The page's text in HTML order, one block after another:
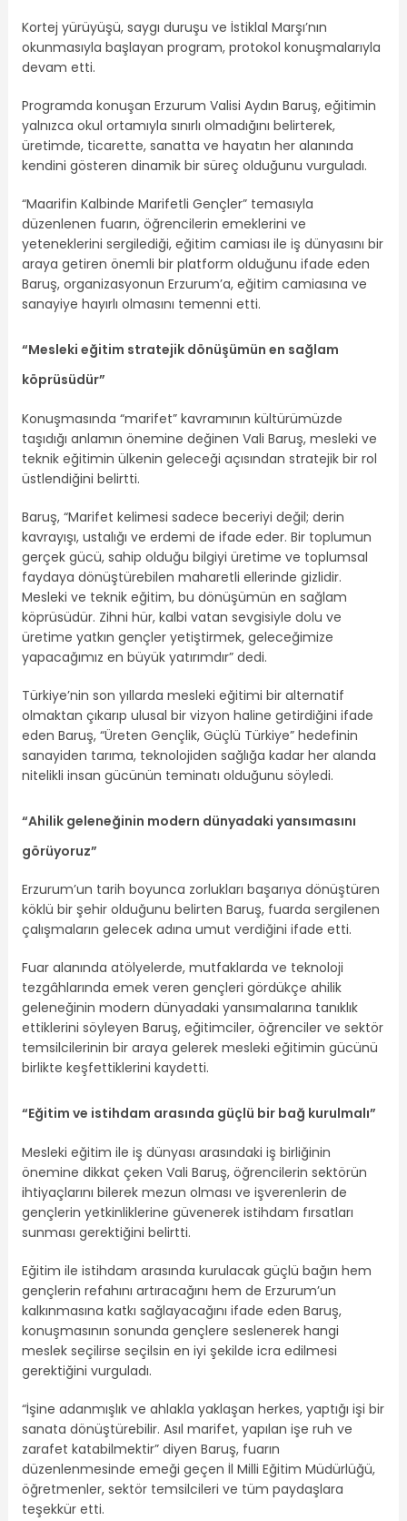
Kortej yürüyüşü, saygı duruşu ve İstiklal Marşı’nın
okunmasıyla başlayan program, protokol konuşmalarıyla
devam etti.
Programda konuşan Erzurum Valisi Aydın Baruş, eğitimin
yalnızca okul ortamıyla sınırlı olmadığını belirterek,
üretimde, ticarette, sanatta ve hayatın her alanında
kendini gösteren dinamik bir süreç olduğunu vurguladı.
“Maarifin Kalbinde Marifetli Gençler” temasıyla
düzenlenen fuarın, öğrencilerin emeklerini ve
yeteneklerini sergilediği, eğitim camiası ile iş dünyasını bir
araya getiren önemli bir platform olduğunu ifade eden
Baruş, organizasyonun Erzurum’a, eğitim camiasına ve
sanayiye hayırlı olmasını temenni etti.
“Mesleki eğitim stratejik dönüşümün en sağlam
köprüsüdür”
Konuşmasında “marifet” kavramının kültürümüzde
taşıdığı anlamın önemine değinen Vali Baruş, mesleki ve
teknik eğitimin ülkenin geleceği açısından stratejik bir rol
üstlendiğini belirtti.
Baruş, “Marifet kelimesi sadece beceriyi değil; derin
kavrayışı, ustalığı ve erdemi de ifade eder. Bir toplumun
gerçek gücü, sahip olduğu bilgiyi üretime ve toplumsal
faydaya dönüştürebilen maharetli ellerinde gizlidir.
Mesleki ve teknik eğitim, bu dönüşümün en sağlam
köprüsüdür. Zihni hür, kalbi vatan sevgisiyle dolu ve
üretime yatkın gençler yetiştirmek, geleceğimize
yapacağımız en büyük yatırımdır” dedi.
Türkiye’nin son yıllarda mesleki eğitimi bir alternatif
olmaktan çıkarıp ulusal bir vizyon haline getirdiğini ifade
eden Baruş, “Üreten Gençlik, Güçlü Türkiye” hedefinin
sanayiden tarıma, teknolojiden sağlığa kadar her alanda
nitelikli insan gücünün teminatı olduğunu söyledi.
“Ahilik geleneğinin modern dünyadaki yansımasını
görüyoruz”
Erzurum’un tarih boyunca zorlukları başarıya dönüştüren
köklü bir şehir olduğunu belirten Baruş, fuarda sergilenen
çalışmaların gelecek adına umut verdiğini ifade etti.
Fuar alanında atölyelerde, mutfaklarda ve teknoloji
tezgâhlarında emek veren gençleri gördükçe ahilik
geleneğinin modern dünyadaki yansımalarına tanıklık
ettiklerini söyleyen Baruş, eğitimciler, öğrenciler ve sektör
temsilcilerinin bir araya gelerek mesleki eğitimin gücünü
birlikte keşfettiklerini kaydetti.
“Eğitim ve istihdam arasında güçlü bir bağ kurulmalı”
Mesleki eğitim ile iş dünyası arasındaki iş birliğinin
önemine dikkat çeken Vali Baruş, öğrencilerin sektörün
ihtiyaçlarını bilerek mezun olması ve işverenlerin de
gençlerin yetkinliklerine güvenerek istihdam fırsatları
sunması gerektiğini belirtti.
Eğitim ile istihdam arasında kurulacak güçlü bağın hem
gençlerin refahını artıracağını hem de Erzurum’un
kalkınmasına katkı sağlayacağını ifade eden Baruş,
konuşmasının sonunda gençlere seslenerek hangi
meslek seçilirse seçilsin en iyi şekilde icra edilmesi
gerektiğini vurguladı.
“İşine adanmışlık ve ahlakla yaklaşan herkes, yaptığı işi bir
sanata dönüştürebilir. Asıl marifet, yapılan işe ruh ve
zarafet katabilmektir” diyen Baruş, fuarın
düzenlenmesinde emeği geçen İl Milli Eğitim Müdürlüğü,
öğretmenler, sektör temsilcileri ve tüm paydaşlara
teşekkür etti.